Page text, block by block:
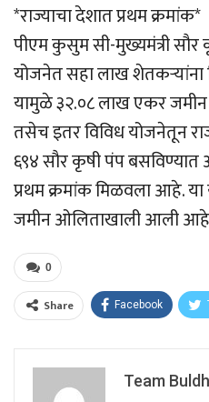
*राज्याचा देशात प्रथम क्रमांक*
पीएम कुसुम सी-मुख्यमंत्री सौर
योजनेत सहा लाख शेतकऱ्यांना
यामुळे ३२.०८ लाख एकर
तसेच इतर विविध योजनेतून
६९४ सौर कृषी पंप
प्रथम क्रमांक मिळवला आहे.
जमीन ओलिताखाली आली
0
Share Facebook
Team